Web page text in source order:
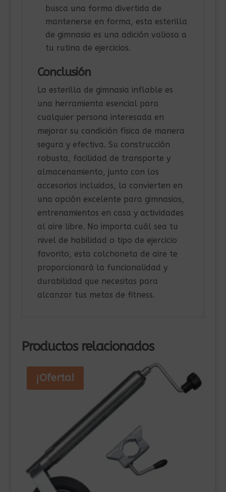
busca una forma divertida de
mantenerse en forma, esta esterilla
de gimnasia es una adición valiosa a
tu rutina de ejercicios.
Conclusión
La esterilla de gimnasia inflable es
una herramienta esencial para
cualquier persona interesada en
mejorar su condición física de manera
segura y efectiva. Su construcción
robusta, facilidad de transporte y
almacenamiento, junto con los
accesorios incluidos, la convierten en
una opción excelente para gimnasios,
entrenamientos en casa y actividades
al aire libre. No importa cuál sea tu
nivel de habilidad o tipo de ejercicio
favorito, esta colchoneta de aire te
proporcionará la funcionalidad y
durabilidad que necesitas para
alcanzar tus metas de fitness.
Productos relacionados
¡Oferta!